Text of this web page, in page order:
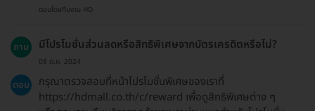
ตอบโดยทีมงาน HD
ถาม มีโปรโมชั่นส่วนลดหรือสิทธิพิเศษจากบัตรเครดิตหรือไม่?
08 ต.ค. 2024
ตอบ
กรุณาตรวจสอบที่หน้าโปรโมชั่นพิเศษของเราที่
https://hdmall.co.th/c/reward เพื่อดูสิทธิพิเศษต่าง ๆ